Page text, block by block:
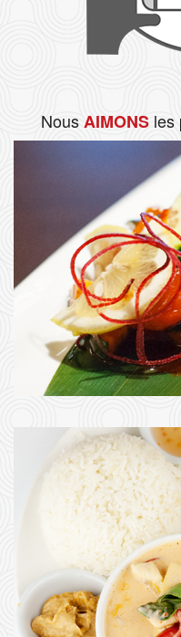
NousAIMONSles